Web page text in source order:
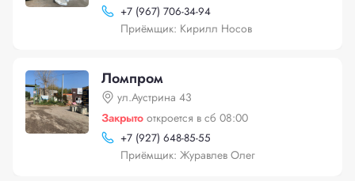
+7 (967) 706-34-94
Приёмщик: Кирилл Носов
Ломпром
ул.Аустрина 43
Закрыто откроется в сб 08:00
+7 (927) 648-85-55
Приёмщик: Журавлев Олег